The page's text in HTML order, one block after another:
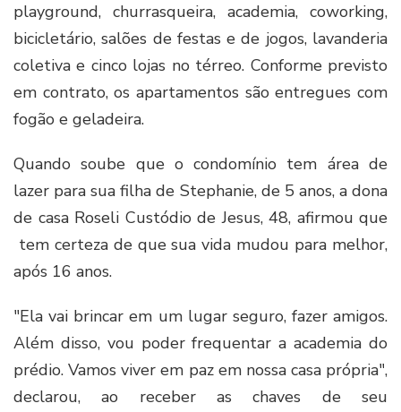
playground, churrasqueira, academia, coworking,
bicicletário, salões de festas e de jogos, lavanderia
coletiva e cinco lojas no térreo. Conforme previsto
em contrato, os apartamentos são entregues com
fogão e geladeira.
Quando soube que o condomínio tem área de
lazer para sua filha de Stephanie, de 5 anos, a dona
de casa Roseli Custódio de Jesus, 48, afirmou que
tem certeza de que sua vida mudou para melhor,
após 16 anos.
"Ela vai brincar em um lugar seguro, fazer amigos.
Além disso, vou poder frequentar a academia do
prédio. Vamos viver em paz em nossa casa própria",
declarou, ao receber as chaves de seu